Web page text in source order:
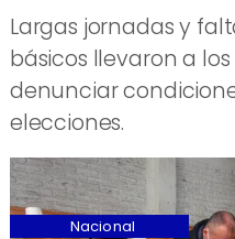
​Largas jornadas y
básicos llevaron a
denunciar
elecciones.
Nacional